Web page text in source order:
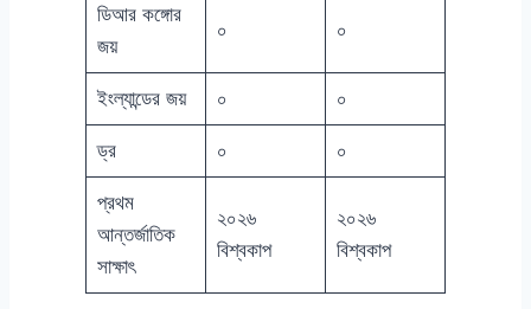
ডিআর কঙ্গোর
জয়
০ ০
ইংল্যান্ডের জয় ০ ০
ড্র ০ ০
প্রথম
আন্তর্জাতিক
সাক্ষাৎ
২০২৬
বিশ্বকাপ
২০২৬
বিশ্বকাপ